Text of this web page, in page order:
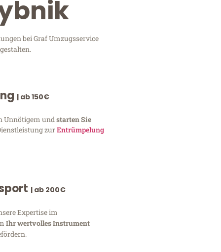
bei Graf Umzugsservice
| ab 150€
Unnötigem undstarten Sie
zurEntrümpelung
| ab 200€
Expertise im
Ihr wertvolles Instrument